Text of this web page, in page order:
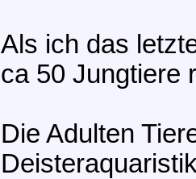
Als ich das
ca 50 Jungtiere
Die Adulten